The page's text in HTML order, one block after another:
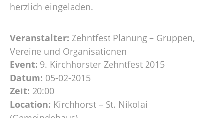
herzlich eingeladen.
Veranstalter: Zehntfest Planung – Gruppen,
Vereine und Organisationen
Event: 9. Kirchhorster Zehntfest 2015
Datum: 05-02-2015
Zeit: 20:00
Location: Kirchhorst – St. Nikolai